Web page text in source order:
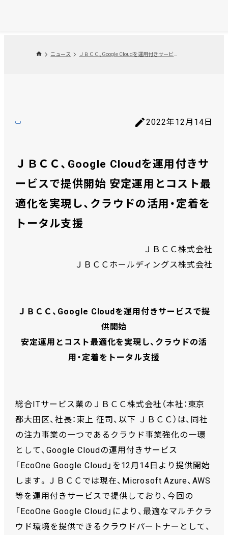
ニュース
2022年12月14日
ＪＢＣＣ、Google Cloudを運用付きサ
ービスで提供開始 安定運用とコスト最
適化を実現し、クラウドの活用・定着を
トータル支援
ＪＢＣＣ株式会社
ＪＢＣＣホールディングス株式会社
ＪＢＣＣ、Google Cloudを運用付きサービスで提
供開始
安定運用とコスト最適化を実現し、クラウドの活
用・定着をトータル支援
総合ITサービス業のＪＢＣＣ株式会社（本社：東京
都大田区、社長：東上 征司、以下 ＪＢＣＣ）は、同社
の注力事業の一つであるクラウド事業強化の一環
として、Google Cloudの運用付きサービス
「EcoOne Google Cloud」を12月14日より提供開始
します。ＪＢＣＣでは現在、Microsoft Azure、AWS
等を運用付きサービスで提供しており、今回の
「EcoOne Google Cloud」により、最適なマルチクラ
ウド環境を提供できるクラウドパートナーとして、